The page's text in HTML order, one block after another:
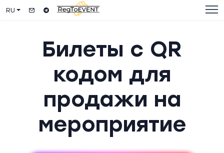
RU
Билеты с QR
кодом для
продажи на
мероприятие